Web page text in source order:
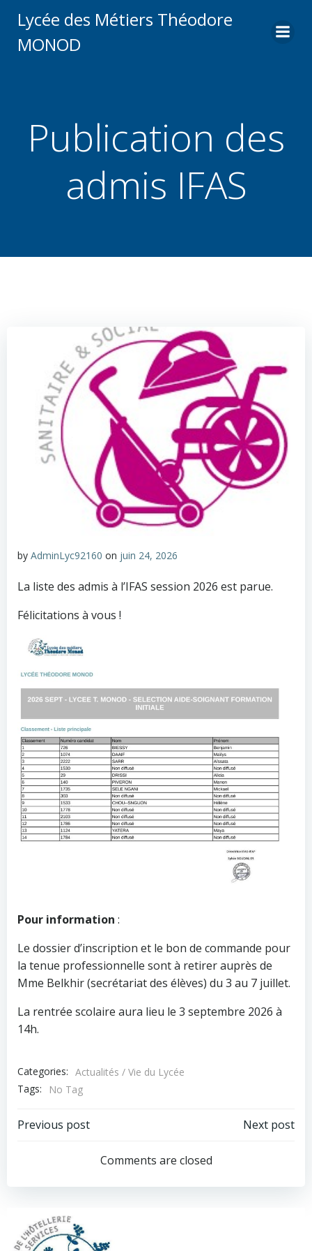
au
Lycée des Métiers Théodore
MONOD
Publication des
admis IFAS
by AdminLyc92160 on juin 24, 2026
La liste des admis à l’IFAS session 2026 est parue.
Félicitations à vous !
Pour information :
Le dossier d’inscription et le bon de commande pour
la tenue professionnelle sont à retirer auprès de
Mme Belkhir (secrétariat des élèves) du 3 au 7 juillet.
La rentrée scolaire aura lieu le 3 septembre 2026 à
14h.
Categories: Actualités / Vie du Lycée
Tags:
No Tag
Navigation
l’article
Previous post
Navigation
de
l’article
Next post
Comments are closed